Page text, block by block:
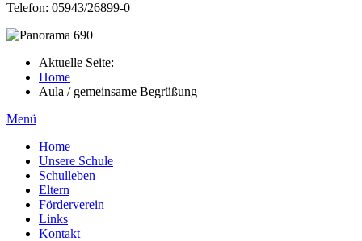
Telefon: 05943/26899-0
Aktuelle Seite:
Home
Aula / gemeinsame Begrüßung
Menü
Home
Unsere Schule
Schulleben
Eltern
Förderverein
Links
Kontakt